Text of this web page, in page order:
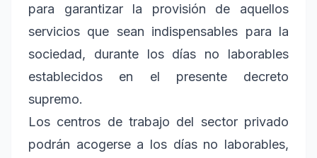
para garantizar la provisión de aquellos
servicios que sean indispensables para la
sociedad, durante los días no laborables
establecidos en el presente decreto
supremo.
Los centros de trabajo del sector privado
podrán acogerse a los días no laborables,